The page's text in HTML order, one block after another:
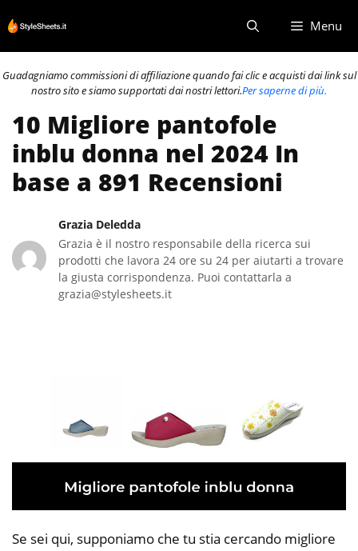
al
contenuto
Menu
Guadagniamo commissioni di affiliazione quando fai clic e acquisti dai link sul
nostro sito e siamo supportati dai nostri lettori.Per saperne di più.
10 Migliore pantofole
inblu donna nel 2024 In
base a 891 Recensioni
Grazia Deledda
Grazia è il nostro responsabile della ricerca sui
prodotti che lavora 24 ore su 24 per aiutarti a trovare
la giusta corrispondenza. Puoi contattarla a
grazia@stylesheets.it
Se sei qui, supponiamo che tu stia cercando migliore